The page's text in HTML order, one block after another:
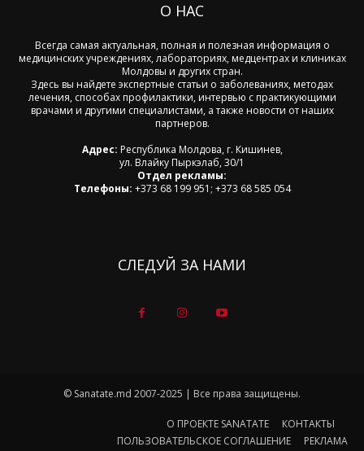
О НАС
Всегда самая актуальная, полная и полезная информация о
медицинских учреждениях, лабораториях, медцентрах и клиниках
Молдовы и других стран.
Здесь вы найдете экспертные статьи о заболеваниях, методах
лечения, способах профилактики, интервью с практикующими
врачами и другими специалистами, а также новости от наших
партнеров.
Адрес: Республика Молдова, г. Кишинев,
ул. Влайку Пыркэлаб, 30/1
Отдел рекламы:
Телефоны: +373 68 199 951; +373 68 585 054
СЛЕДУЙ ЗА НАМИ
© Sanatate.md 2007-2025 | Все права защищены.
О ПРОЕКТЕ SANATATE
КОНТАКТЫ
ПОЛЬЗОВАТЕЛЬСКОЕ СОГЛАШЕНИЕ
РЕКЛАМА